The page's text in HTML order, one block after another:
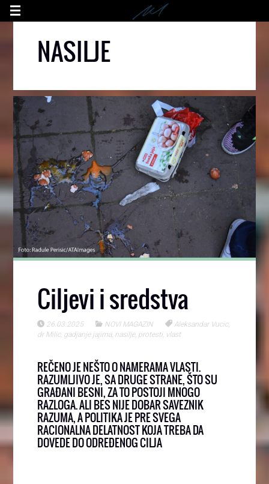
NASILJE
Ciljevi i sredstva
26.03.2025 NOVI MAGAZIN Aleksandar Vucic,
dr Milic, gadjanje jajima, nasilje, protesti, vlast
REČENO JE NEŠTO O NAMERAMA VLASTI.
RAZUMLJIVO JE, SA DRUGE STRANE, ŠTO SU
GRAĐANI BESNI, ZA TO POSTOJI MNOGO
RAZLOGA. ALI BES NIJE DOBAR SAVEZNIK
RAZUMA, A POLITIKA JE PRE SVEGA
RACIONALNA DELATNOST KOJA TREBA DA
DOVEDE DO ODREĐENOG CILJA